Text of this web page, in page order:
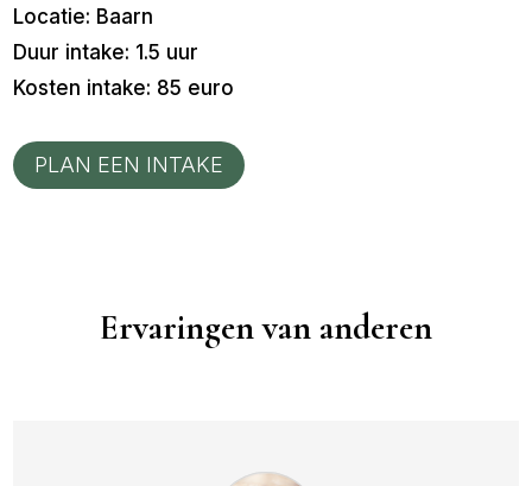
Locatie: Baarn
Duur intake: 1.5 uur
Kosten intake: 85 euro
PLAN EEN INTAKE
Ervaringen van anderen